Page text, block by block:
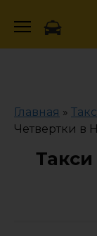
Главная »
Четвертки в